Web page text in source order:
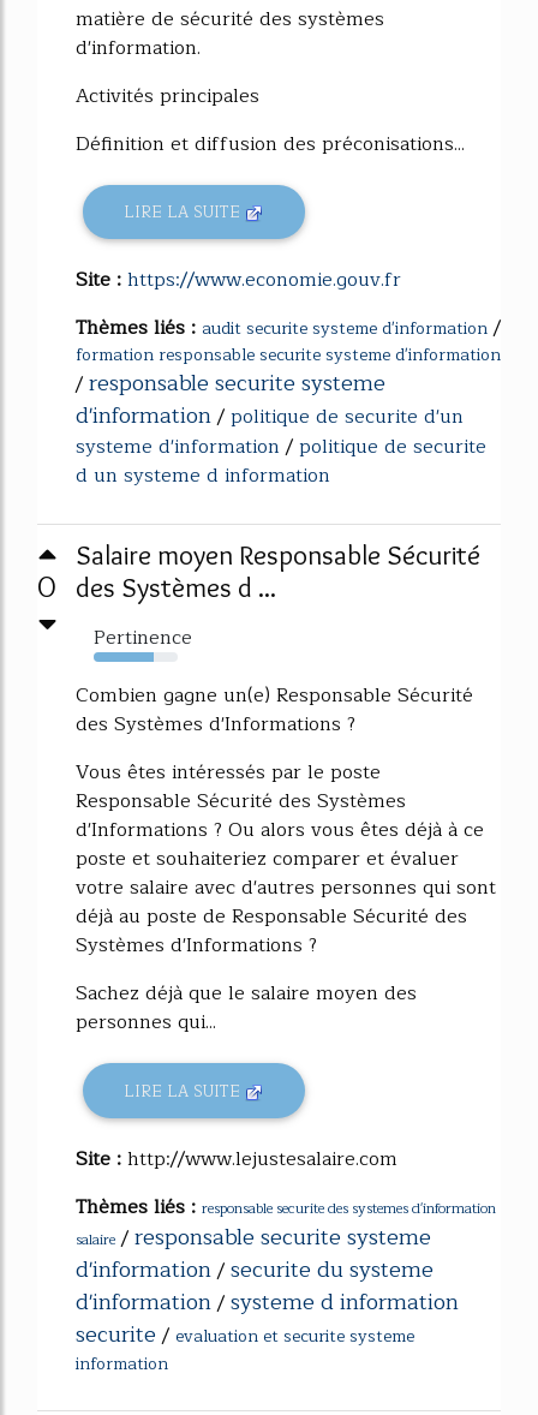
matière de sécurité des systèmes
d'information.
Activités principales
Définition et diffusion des préconisations...
LIRE LA SUITE
Site :https://www.economie.gouv.fr
Thèmes liés : audit securite systeme d'information/
formation responsable securite systeme d'information
/responsable securite systeme
d'information/politique de securite d'un
systeme d'information/politique de securite
d un systeme d information
0
Salaire moyen Responsable Sécurité
des Systèmes d ...
Pertinence
72%
Combien gagne un(e) Responsable Sécurité
des Systèmes d'Informations ?
Vous êtes intéressés par le poste
Responsable Sécurité des Systèmes
d'Informations ? Ou alors vous êtes déjà à ce
poste et souhaiteriez comparer et évaluer
votre salaire avec d'autres personnes qui sont
déjà au poste de Responsable Sécurité des
Systèmes d'Informations ?
Sachez déjà que le salaire moyen des
personnes qui...
LIRE LA SUITE
Site :http://www.lejustesalaire.com
Thèmes liés : responsable securite des systemes d'information
salaire /responsable securite systeme
d'information/securite du systeme
d'information/systeme d information
securite/ evaluation et securite systeme
information